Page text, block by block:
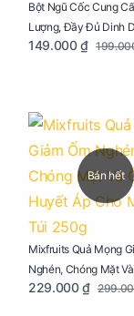
Bột Ngũ Cốc Cung
Lượng, Đầy Đủ Dinh
Mẹ Bầu Túi 250g
149.000 ₫
Bán hết
Mixfruits Quả Mọng
Nghén, Chóng Mặt
Huyết Áp Cho Mẹ Bầu
229.000 ₫